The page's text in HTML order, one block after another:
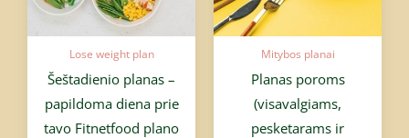
Lose weight plan
Šeštadienio planas –
papildoma diena prie
tavo Fitnetfood plano
Mitybos planai
Planas poroms
(visavalgiams,
pesketarams ir